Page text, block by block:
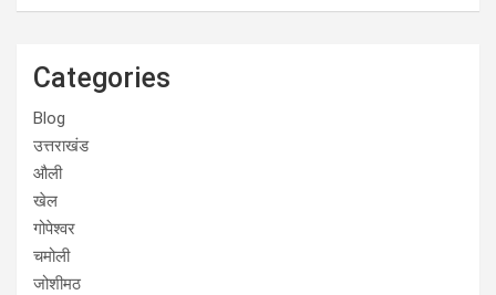
Categories
Blog
उत्तराखंड
औली
खेल
गोपेश्वर
चमोली
जोशीमठ